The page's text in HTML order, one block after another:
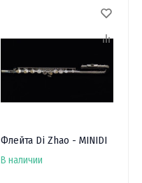
Флейта Di Zhao - MINIDI
В наличии